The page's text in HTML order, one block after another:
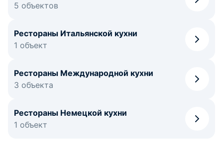
5 объектов
Рестораны Итальянской кухни
1 объект
Рестораны Международной кухни
3 объекта
Рестораны Немецкой кухни
1 объект